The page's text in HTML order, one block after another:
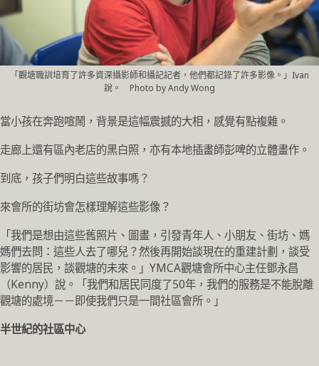
「觀塘職訓培育了許多資深攝影師和攝記記者，他們都記錄了許多影像。」Ivan
說。 Photo by Andy Wong
當小孩在奔跑喧鬧，背景是這幅震撼的大相，感覺有點複雜。
走廊上還有區內老店的黑白照，亦有本地插畫師彭啤的立體畫作。
到底，孩子們明白這些故事嗎？
來會所的街坊會怎樣理解這些影像？
「我們是想由這些舊照片、圖畫，引發青年人、小朋友、街坊、媽
媽們去問：這些人去了哪兒？然後再開始談現在的重建計劃，談受
影響的居民，談觀塘的未來。」YMCA觀塘會所中心主任鄧永昌
（Kenny）說。「我們和居民同度了50年，我們的服務是不能脫離
觀塘的處境－－即使我們只是一間社區會所。」
半世紀的社區中心